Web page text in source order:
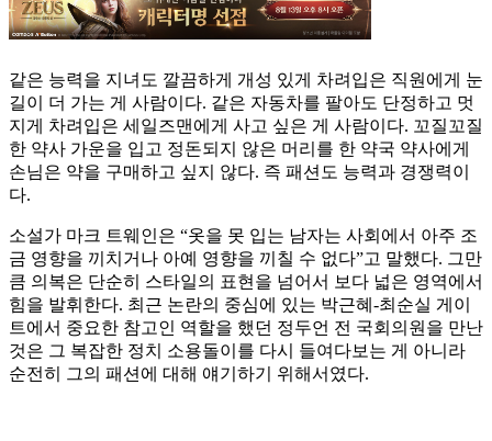
같은 능력을 지녀도 깔끔하게 개성 있게 차려입은 직원에게 눈
길이 더 가는 게 사람이다. 같은 자동차를 팔아도 단정하고 멋
지게 차려입은 세일즈맨에게 사고 싶은 게 사람이다. 꼬질꼬질
한 약사 가운을 입고 정돈되지 않은 머리를 한 약국 약사에게
손님은 약을 구매하고 싶지 않다. 즉 패션도 능력과 경쟁력이
다.
소설가 마크 트웨인은 “옷을 못 입는 남자는 사회에서 아주 조
금 영향을 끼치거나 아예 영향을 끼칠 수 없다”고 말했다. 그만
큼 의복은 단순히 스타일의 표현을 넘어서 보다 넓은 영역에서
힘을 발휘한다. 최근 논란의 중심에 있는 박근혜-최순실 게이
트에서 중요한 참고인 역할을 했던 정두언 전 국회의원을 만난
것은 그 복잡한 정치 소용돌이를 다시 들여다보는 게 아니라
순전히 그의 패션에 대해 얘기하기 위해서였다.